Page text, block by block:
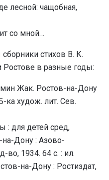
лесной: чащобная,
со мной…
стихов В. К.
в разные годы:
Жак. Ростов-на-Дону
ка худож. лит. Сев.
: для детей сред,
на-Дону : Азово-
во, 1934. 64 с. : ил.
на-Дону : Ростиздат,